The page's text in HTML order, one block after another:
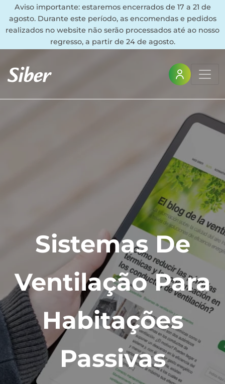
Aviso importante: estaremos encerrados de 17 a 21 de
agosto. Durante este período, as encomendas e pedidos
realizados no website não serão processados até ao nosso
regresso, a partir de 24 de agosto.
Sistemas De
Ventilação Para
Habitações
Passivas